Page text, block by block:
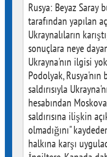
Rusya: Beyaz Saray
tarafından yapılan
Ukraynalıların
sonuçlara neye
Ukrayna'nın ilgisi
Podolyak,
saldırısıyla
hesabından
saldırısına ilişkin
olmadığını"
halkına karşı